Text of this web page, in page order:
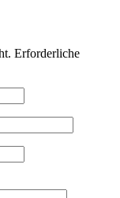
Erforderliche